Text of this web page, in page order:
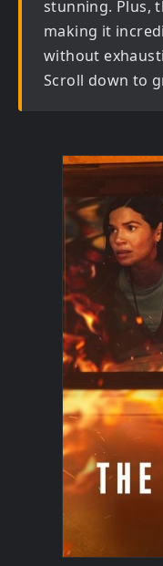
stunning. Plus,
making it
without
Scroll down to